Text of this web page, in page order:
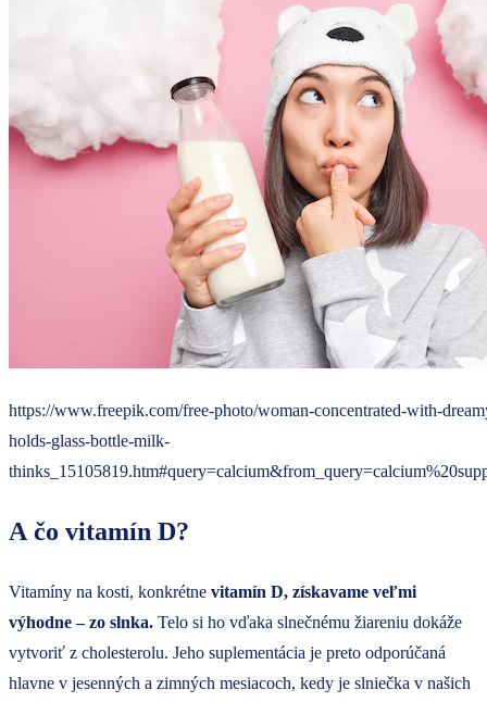
https://www.freepik.com/free-photo/woman-concentrated-with-
holds-glass-bottle-milk-
A čo vitamín D?
Vitamíny na kosti, konkrétne vitamín D, získavame veľmi
výhodne – zo slnka. Telo si ho vďaka slnečnému žiareniu dokáže
vytvoriť z cholesterolu. Jeho suplementácia je preto odporúčaná
hlavne v jesenných a zimných mesiacoch, kedy je slniečka v našich